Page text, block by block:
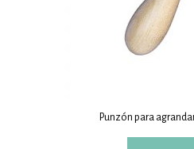
Punzón para